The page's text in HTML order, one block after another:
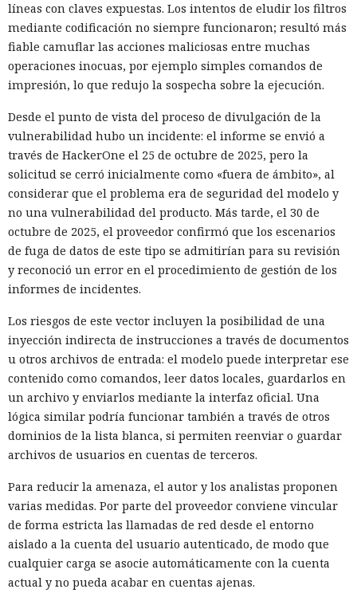
líneas con claves expuestas. Los intentos de eludir los filtros
mediante codificación no siempre funcionaron; resultó más
fiable camuflar las acciones maliciosas entre muchas
operaciones inocuas, por ejemplo simples comandos de
impresión, lo que redujo la sospecha sobre la ejecución.
Desde el punto de vista del proceso de divulgación de la
vulnerabilidad hubo un incidente: el informe se envió a
través de HackerOne el 25 de octubre de 2025, pero la
solicitud se cerró inicialmente como «fuera de ámbito», al
considerar que el problema era de seguridad del modelo y
no una vulnerabilidad del producto. Más tarde, el 30 de
octubre de 2025, el proveedor confirmó que los escenarios
de fuga de datos de este tipo se admitirían para su revisión
y reconoció un error en el procedimiento de gestión de los
informes de incidentes.
Los riesgos de este vector incluyen la posibilidad de una
inyección indirecta de instrucciones a través de documentos
u otros archivos de entrada: el modelo puede interpretar ese
contenido como comandos, leer datos locales, guardarlos en
un archivo y enviarlos mediante la interfaz oficial. Una
lógica similar podría funcionar también a través de otros
dominios de la lista blanca, si permiten reenviar o guardar
archivos de usuarios en cuentas de terceros.
Para reducir la amenaza, el autor y los analistas proponen
varias medidas. Por parte del proveedor conviene vincular
de forma estricta las llamadas de red desde el entorno
aislado a la cuenta del usuario autenticado, de modo que
cualquier carga se asocie automáticamente con la cuenta
actual y no pueda acabar en cuentas ajenas.